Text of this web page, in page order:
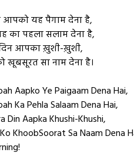
यह पैगाम देना है,
का पहला सलाम देना है,
आपका ख़ुशी-ख़ुशी,
खूबसूरत सा नाम देना है।
Aapko Ye Paigaam Dena Hai,
Ka Pehla Salaam Dena Hai,
Din Aapka Khushi-Khushi,
KhoobSoorat Sa Naam Dena